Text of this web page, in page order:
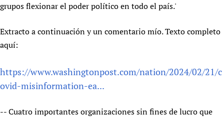
grupos flexionar el poder político en todo el país.'
Extracto a continuación y un comentario mío. Texto completo
aquí:
https://www.washingtonpost.com/nation/2024/02/21/c
ovid-misinformation-ea...
-- Cuatro importantes organizaciones sin fines de lucro que